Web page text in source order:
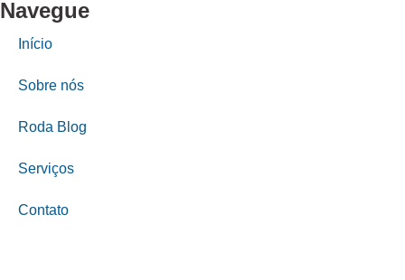
Navegue
Início
Sobre nós
Roda Blog
Serviços
Contato